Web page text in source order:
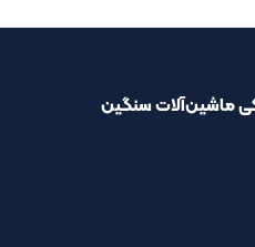
ماشین‌آلات سنگین